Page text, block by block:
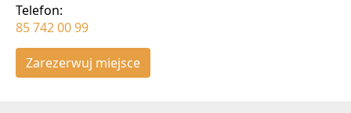
Telefon:
85 742 00 99
Zarezerwuj miejsce